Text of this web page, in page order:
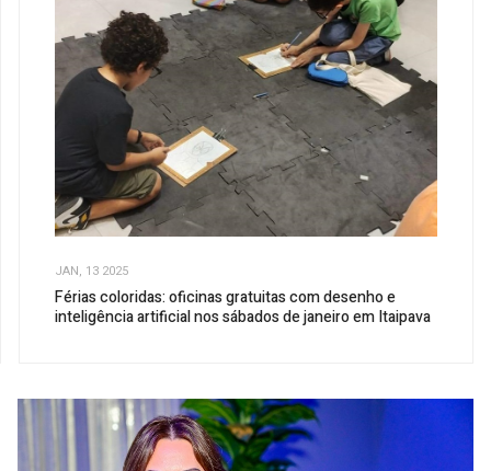
JAN, 13 2025
Férias coloridas: oficinas gratuitas com desenho e
inteligência artificial nos sábados de janeiro em Itaipava